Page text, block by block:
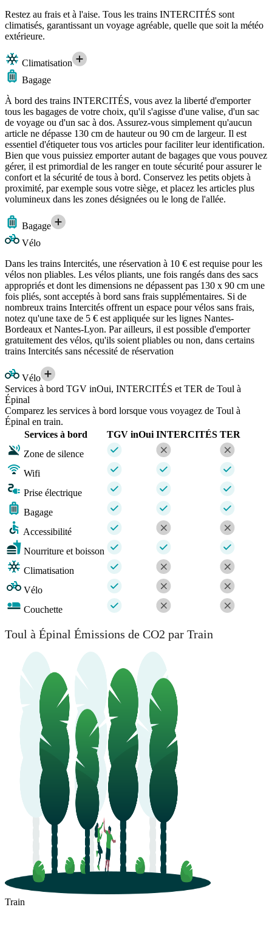
Restez au frais et à l'aise. Tous les trains INTERCITÉS sont
climatisés, garantissant un voyage agréable, quelle que soit la météo
extérieure.
Climatisation
Bagage
À bord des trains INTERCITÉS, vous avez la liberté d'emporter
tous les bagages de votre choix, qu'il s'agisse d'une valise, d'un sac
de voyage ou d'un sac à dos. Assurez-vous simplement qu'aucun
article ne dépasse 130 cm de hauteur ou 90 cm de largeur. Il est
essentiel d'étiqueter tous vos articles pour faciliter leur identification.
Bien que vous puissiez emporter autant de bagages que vous pouvez
gérer, il est primordial de les ranger en toute sécurité pour assurer le
confort et la sécurité de tous à bord. Conservez les petits objets à
proximité, par exemple sous votre siège, et placez les articles plus
volumineux dans les zones désignées ou le long de l'allée.
Bagage
Vélo
Dans les trains Intercités, une réservation à 10 € est requise pour les
vélos non pliables. Les vélos pliants, une fois rangés dans des sacs
appropriés et dont les dimensions ne dépassent pas 130 x 90 cm une
fois pliés, sont acceptés à bord sans frais supplémentaires. Si de
nombreux trains Intercités offrent un espace pour vélos sans frais,
notez qu'une taxe de 5 € est appliquée sur les lignes Nantes-
Bordeaux et Nantes-Lyon. Par ailleurs, il est possible d'emporter
gratuitement des vélos, qu'ils soient pliables ou non, dans certains
trains Intercités sans nécessité de réservation
Vélo
Services à bord TGV inOui, INTERCITÉS et TER de Toul à
Épinal
Comparez les services à bord lorsque vous voyagez de Toul à
Épinal en train.
Services à bord
TGV inOui INTERCITÉS TER
Zone de silence
Wifi
Prise électrique
Bagage
Accessibilité
Nourriture et boisson
Climatisation
Vélo
Couchette
Toul à Épinal Émissions de CO2 par Train
Train